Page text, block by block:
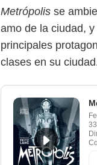
Metrópolis se
amo de la ciudad,
principales
clases en su